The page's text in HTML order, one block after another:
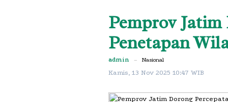
Pemprov
Penetapan
admin – Nasional
Kamis, 13 Nov 2025 10:47 WIB